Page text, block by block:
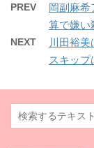
PREV
岡副麻希
算で嫌い
NEXT
川田裕
スキップ